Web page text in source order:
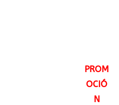
PROM
OCIÓ
N